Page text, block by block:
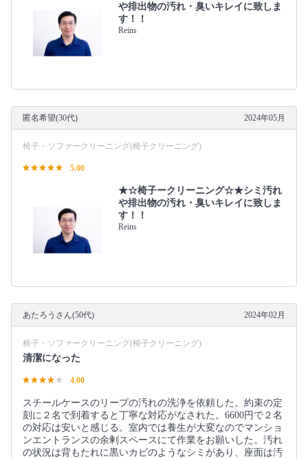
や排出物の汚れ・臭いキレイに致しま
す！！
Reins
匿名希望(30代) 2024年05月
椅子・ソファークリーニング(椅子クリーニング)
5.00
★☆椅子ークリーニング☆★シミ汚れ
や排出物の汚れ・臭いキレイに致しま
す！！
Reins
あたろうさん(50代) 2024年02月
椅子・ソファークリーニング(椅子クリーニング)
清潔になった
4.00
スチールケースのリープの汚れの洗浄を依頼した。約束の定
刻に２名で到着すると丁寧な対応がなされた。6600円で２名
の対応は安いと感じる。室内では養生が大変なのでマンショ
ンエントランスの余剰スペースにて作業をお願いした。汚れ
の状況は背もたれに黒いカビのようなシミがあり、座面は汚